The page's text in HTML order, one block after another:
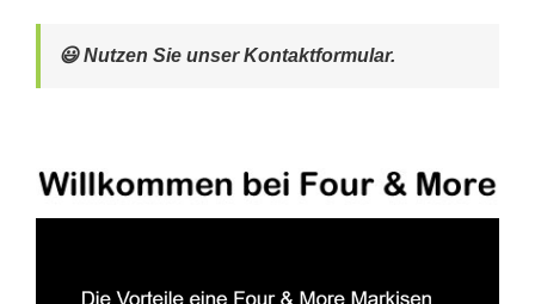
😃 Nutzen Sie unser Kontaktformular.